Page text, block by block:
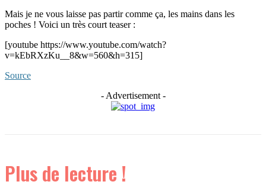
Mais je ne vous laisse pas partir comme ça, les mains dans les
poches ! Voici un très court teaser :
[youtube https://www.youtube.com/watch?
v=kEbRXzKu__8&w=560&h=315]
Source
- Advertisement -
Plus de lecture !